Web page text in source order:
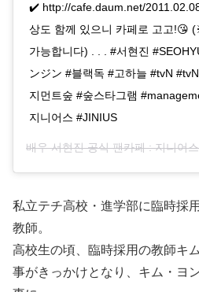
✔️ http://cafe.daum.net/
상도 함께 있으니 카페로 고고!😘
가능합니다) . . . #서현진
ンジン #블랙독 #고하늘 #tvN
지먼트숲 #숲스타그램
지니어스 #JINIUS
배우 서현진 공식 팬카페 : 지니어
私立テチ高校・進学部に臨時採
教師。
高校生の頃、臨時採用の教師キ
事がきっかけとなり、キム・ヨ